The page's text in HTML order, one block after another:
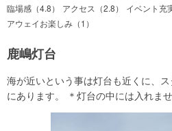
臨場感（4.8） アクセス（2.8） イベント充
アウェイお楽しみ（1）
鹿嶋灯台
海が近いという事は灯台も近くに、
にあります。 ＊灯台の中には入れま